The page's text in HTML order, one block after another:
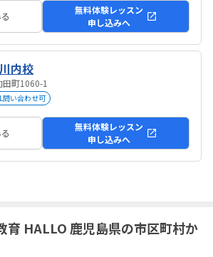
無料体験レッスン
申し込みへ
内校
町1060-1
問い合わせ可
無料体験レッスン
申し込みへ
育 HALLO 鹿児島県の市区町村か